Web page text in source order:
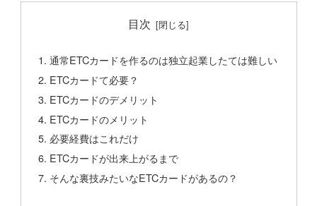
目次
通常ETCカードを作るのは独立起業したては難しい
ETCカードて必要？
ETCカードのデメリット
ETCカードのメリット
必要経費はこれだけ
ETCカードが出来上がるまで
そんな裏技みたいなETCカードがあるの？